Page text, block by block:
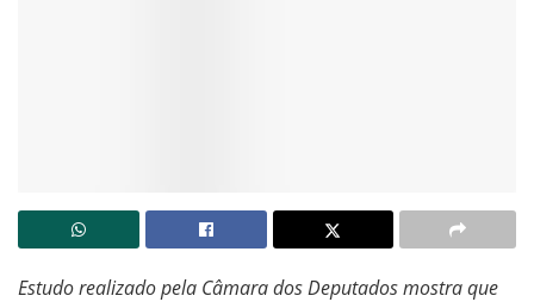
Estudo realizado pela Câmara dos Deputados mostra que